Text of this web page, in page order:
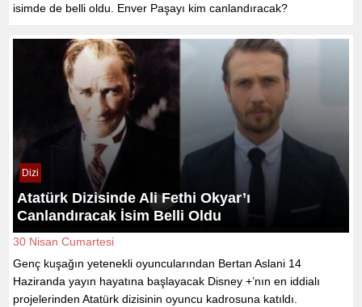
isimde de belli oldu. Enver Paşayı kim canlandıracak?
Dizi
Atatürk Dizisinde Ali Fethi Okyar’ı
Canlandıracak İsim Belli Oldu
30 Nisan Cumartesi
Genç kuşağın yetenekli oyuncularından Bertan Aslani 14
Haziranda yayın hayatına başlayacak Disney +’nın en iddialı
projelerinden Atatürk dizisinin oyuncu kadrosuna katıldı.